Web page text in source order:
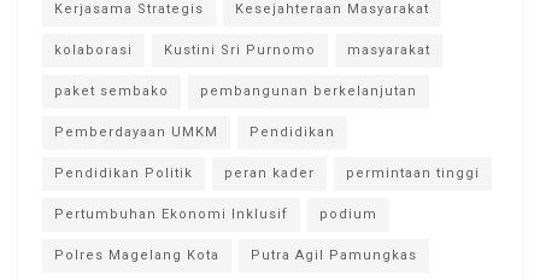
Kerjasama Strategis Kesejahteraan Masyarakat
kolaborasi Kustini Sri Purnomo masyarakat
paket sembako pembangunan berkelanjutan
Pemberdayaan UMKM Pendidikan
Pendidikan Politik peran kader permintaan tinggi
Pertumbuhan Ekonomi Inklusif podium
Polres Magelang Kota Putra Agil Pamungkas